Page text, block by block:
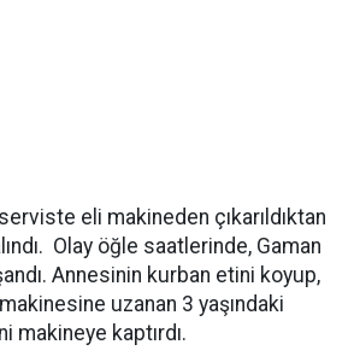
eli makineden çıkarıldıktan
Olay öğle saatlerinde, Gaman
Annesinin kurban etini koyup,
makinesine uzanan 3 yaşındaki
makineye kaptırdı.